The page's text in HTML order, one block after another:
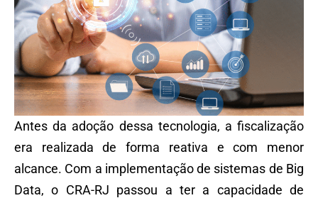
Antes da adoção dessa tecnologia, a fiscalização
era realizada de forma reativa e com menor
alcance. Com a implementação de sistemas de Big
Data, o CRA-RJ passou a ter a capacidade de